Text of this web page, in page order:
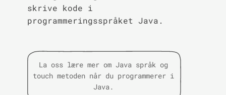
skrive kode i
programmeringsspråket Java.
La oss lære mer om Java språk og
touch metoden når du programmerer i
Java.